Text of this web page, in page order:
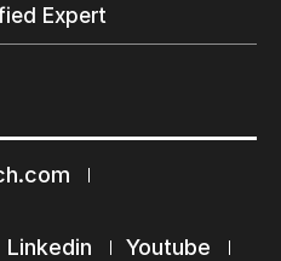
Expert
Linkedin
Youtube
contact
liste de diffusion